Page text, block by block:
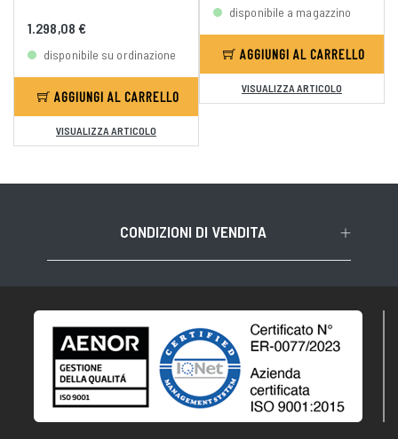
1.298,08 €
disponibile su ordinazione
AGGIUNGI AL CARRELLO
VISUALIZZA ARTICOLO
disponibile a magazzino
AGGIUNGI AL CARRELLO
VISUALIZZA ARTICOLO
CONDIZIONI DI VENDITA